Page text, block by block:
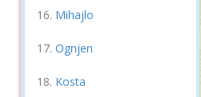
Mihajlo
Ognjen
Kosta